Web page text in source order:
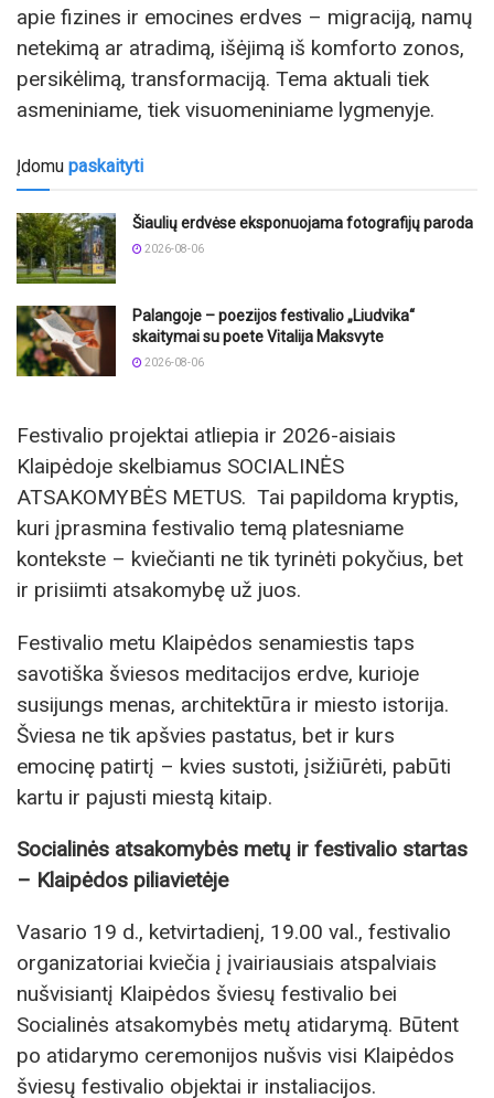
apie fizines ir emocines erdves – migraciją, namų
netekimą ar atradimą, išėjimą iš komforto zonos,
persikėlimą, transformaciją. Tema aktuali tiek
asmeniniame, tiek visuomeniniame lygmenyje.
Įdomu paskaityti
Šiaulių erdvėse eksponuojama fotografijų paroda
2026-08-06
Palangoje – poezijos festivalio „Liudvika“
skaitymai su poete Vitalija Maksvyte
2026-08-06
Festivalio projektai atliepia ir 2026-aisiais
Klaipėdoje skelbiamus SOCIALINĖS
ATSAKOMYBĖS METUS. Tai papildoma kryptis,
kuri įprasmina festivalio temą platesniame
kontekste – kviečianti ne tik tyrinėti pokyčius, bet
ir prisiimti atsakomybę už juos.
Festivalio metu Klaipėdos senamiestis taps
savotiška šviesos meditacijos erdve, kurioje
susijungs menas, architektūra ir miesto istorija.
Šviesa ne tik apšvies pastatus, bet ir kurs
emocinę patirtį – kvies sustoti, įsižiūrėti, pabūti
kartu ir pajusti miestą kitaip.
Socialinės atsakomybės metų ir festivalio startas
– Klaipėdos piliavietėje
Vasario 19 d., ketvirtadienį, 19.00 val., festivalio
organizatoriai kviečia į įvairiausiais atspalviais
nušvisiantį Klaipėdos šviesų festivalio bei
Socialinės atsakomybės metų atidarymą. Būtent
po atidarymo ceremonijos nušvis visi Klaipėdos
šviesų festivalio objektai ir instaliacijos.